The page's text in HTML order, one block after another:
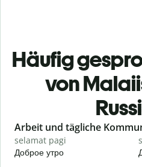
Häufig
von
Slide 1 of 6
Arbeit und tägliche
selamat pagi
Доброе утро